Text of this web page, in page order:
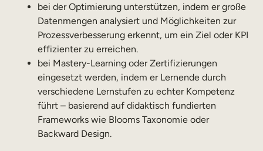
bei der Optimierung unterstützen, indem er große
Datenmengen analysiert und Möglichkeiten zur
Prozessverbesserung erkennt, um ein Ziel oder KPI
effizienter zu erreichen.
bei Mastery-Learning oder Zertifizierungen
eingesetzt werden, indem er Lernende durch
verschiedene Lernstufen zu echter Kompetenz
führt – basierend auf didaktisch fundierten
Frameworks wie Blooms Taxonomie oder
Backward Design.